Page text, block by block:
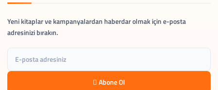
Yeni kitaplar ve kampanyalardan haberdar olmak için e-posta
adresinizi bırakın.
Abone Ol